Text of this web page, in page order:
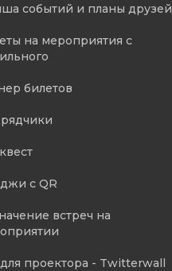
событий и планы друзей
на мероприятия с
билетов
с QR
встреч на
проектора - Twitterwall